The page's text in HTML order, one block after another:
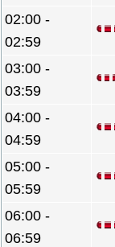
02:00 -
02:59
03:00 -
03:59
04:00 -
04:59
05:00 -
05:59
06:00 -
06:59